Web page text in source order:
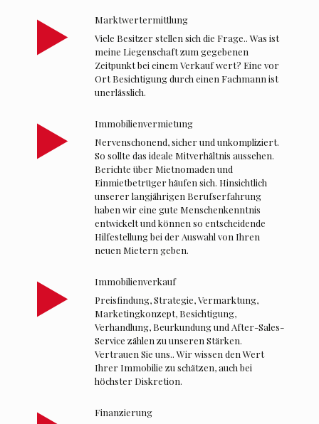
Marktwertermittlung
Viele Besitzer stellen sich die Frage.. Was ist
meine Liegenschaft zum gegebenen
Zeitpunkt bei einem Verkauf wert? Eine vor
Ort Besichtigung durch einen Fachmann ist
unerlässlich.
Immobilienvermietung
Nervenschonend, sicher und unkompliziert.
So sollte das ideale Mitverhältnis aussehen.
Berichte über Mietnomaden und
Einmietbetrüger häufen sich. Hinsichtlich
unserer langjährigen Berufserfahrung
haben wir eine gute Menschenkenntnis
entwickelt und können so entscheidende
Hilfestellung bei der Auswahl von Ihren
neuen Mietern geben.
Immobilienverkauf
Preisfindung, Strategie, Vermarktung,
Marketingkonzept, Besichtigung,
Verhandlung, Beurkundung und After-Sales-
Service zählen zu unseren Stärken.
Vertrauen Sie uns.. Wir wissen den Wert
Ihrer Immobilie zu schätzen, auch bei
höchster Diskretion.
Finanzierung